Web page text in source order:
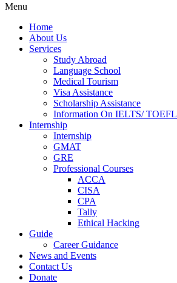
Menu
Home
About Us
Services
Study Abroad
Language School
Medical Tourism
Visa Assistance
Scholarship Assistance
Information On IELTS/ TOEFL
Internship
Internship
GMAT
GRE
Professional Courses
ACCA
CISA
CPA
Tally
Ethical Hacking
Guide
Career Guidance
News and Events
Contact Us
Donate